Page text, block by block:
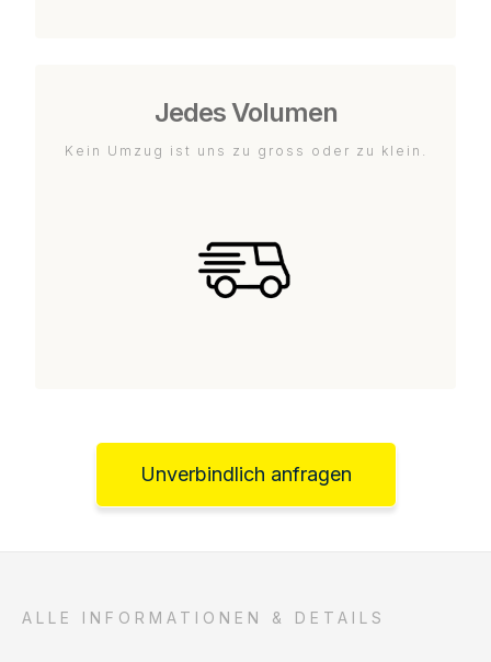
Jedes Volumen
Kein Umzug ist uns zu gross oder zu klein.
Unverbindlich anfragen
ALLE INFORMATIONEN & DETAILS